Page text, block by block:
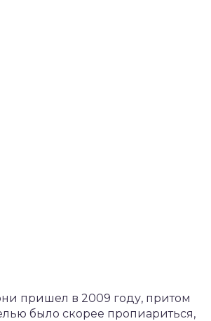
пришел в 2009 году, притом
было скорее пропиариться,